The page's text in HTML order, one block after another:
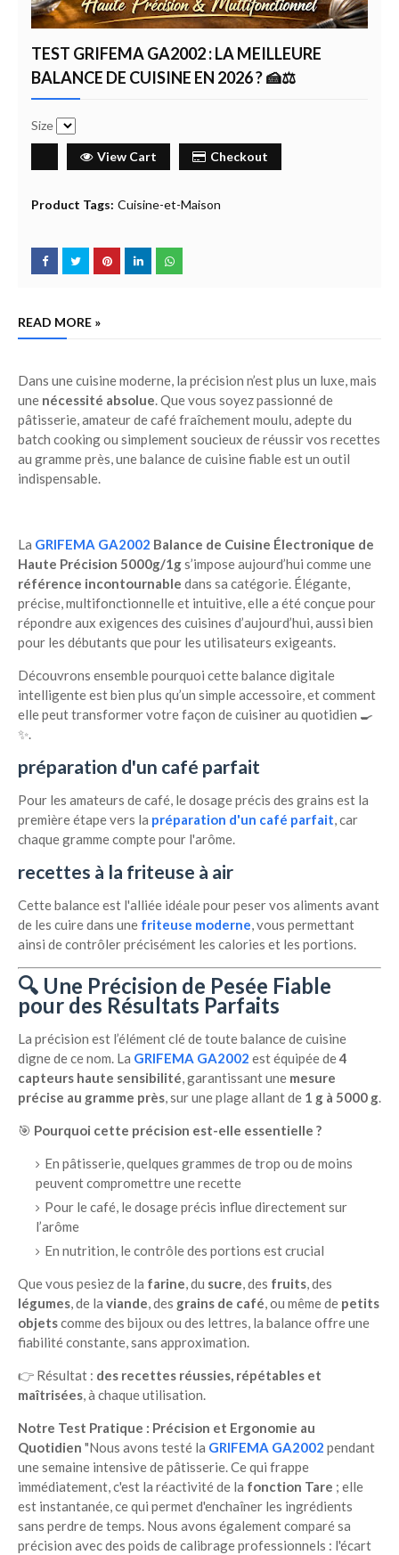
TEST GRIFEMA GA2002 : LA MEILLEURE
BALANCE DE CUISINE EN 2026 ? 🍰⚖️
Size
View Cart Checkout
Product Tags: Cuisine-et-Maison
READ MORE »
Dans une cuisine moderne, la précision n’est plus un luxe, mais
une nécessité absolue. Que vous soyez passionné de
pâtisserie, amateur de café fraîchement moulu, adepte du
batch cooking ou simplement soucieux de réussir vos recettes
au gramme près, une balance de cuisine fiable est un outil
indispensable.
La GRIFEMA GA2002 Balance de Cuisine Électronique de
Haute Précision 5000g/1gs’impose aujourd’hui comme une
référence incontournable dans sa catégorie. Élégante,
précise, multifonctionnelle et intuitive, elle a été conçue pour
répondre aux exigences des cuisines d’aujourd’hui, aussi bien
pour les débutants que pour les utilisateurs exigeants.
Découvrons ensemble pourquoi cette balance digitale
intelligente est bien plus qu’un simple accessoire, et comment
elle peut transformer votre façon de cuisiner au quotidien 🍳
✨.
préparation d'un café parfait
Pour les amateurs de café, le dosage précis des grains est la
première étape vers la préparation d'un café parfait, car
chaque gramme compte pour l'arôme.
recettes à la friteuse à air
Cette balance est l'alliée idéale pour peser vos aliments avant
de les cuire dans une friteuse moderne, vous permettant
ainsi de contrôler précisément les calories et les portions.
🔍 Une Précision de Pesée Fiable
pour des Résultats Parfaits
La précision est l’élément clé de toute balance de cuisine
digne de ce nom. La GRIFEMA GA2002 est équipée de4
capteurs haute sensibilité , garantissant une mesure
précise au gramme près , sur une plage allant de 1 g à 5000 g
🎯 Pourquoi cette précision est-elle essentielle ?
En pâtisserie, quelques grammes de trop ou de moins
peuvent compromettre une recette
Pour le café, le dosage précis influe directement sur
l’arôme
En nutrition, le contrôle des portions est crucial
Que vous pesiez de la farine , du sucre , des fruits , des
légumes , de la viande , des grains de café , ou même de petits
objetscomme des bijoux ou des lettres, la balance offre une
fiabilité constante, sans approximation.
👉 Résultat : des recettes réussies, répétables et
maîtrisées , à chaque utilisation.
Notre Test Pratique : Précision et Ergonomie au
Quotidien "Nous avons testé la GRIFEMA GA2002 pendant
une semaine intensive de pâtisserie. Ce qui frappe
immédiatement, c'est la réactivité de la fonction Tare ; elle
est instantanée, ce qui permet d'enchaîner les ingrédients
sans perdre de temps. Nous avons également comparé sa
précision avec des poids de calibrage professionnels : l'écart